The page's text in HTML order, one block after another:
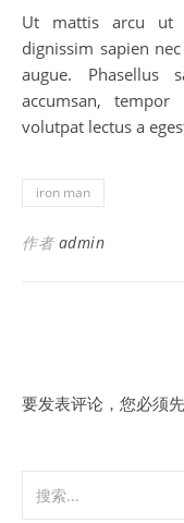
Ut mattis arcu ut
dignissim sapien
augue. Phasellus
accumsan,
volutpat lectus a
iron man
作者 admin
要发表评论，您必须先